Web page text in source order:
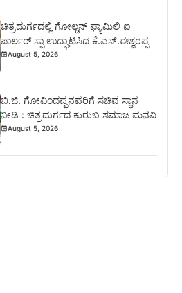
ಚಿತ್ರದುರ್ಗದಲ್ಲಿ ಗೋಲ್ಡನ್ ಫ್ಯಾಮಿಲಿ ಐ
ಪಾರ್ಲರ್ ಸ್ಪಾ ಉದ್ಘಾಟಿಸಿದ ಕೆ.ಎಸ್.ಈಶ್ವರಪ್ಪ
August 5, 2026
ಬಿ.ಜಿ. ಗೋವಿಂದಪ್ಪನವರಿಗೆ ಸಚಿವ ಸ್ಥಾನ
ನೀಡಿ : ಚಿತ್ರದುರ್ಗದ ಕುರುಬ ಸಮಾಜ ಮನವಿ
August 5, 2026